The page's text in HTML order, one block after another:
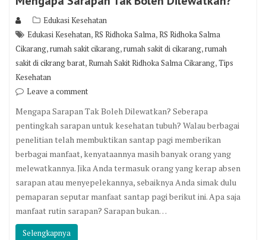
Edukasi Kesehatan
Edukasi Kesehatan,RS Ridhoka Salma,RS Ridhoka Salma
Cikarang,rumah sakit cikarang,rumah sakit di cikarang,rumah
sakit di cikrang barat,Rumah Sakit Ridhoka Salma Cikarang,Tips
Kesehatan
Leave a comment
Mengapa Sarapan Tak Boleh Dilewatkan? Seberapa
pentingkah sarapan untuk kesehatan tubuh? Walau berbagai
penelitian telah membuktikan santap pagi memberikan
berbagai manfaat, kenyataannya masih banyak orang yang
melewatkannya. Jika Anda termasuk orang yang kerap absen
sarapan atau menyepelekannya, sebaiknya Anda simak dulu
pemaparan seputar manfaat santap pagi berikut ini. Apa saja
manfaat rutin sarapan? Sarapan bukan…
Selengkapnya